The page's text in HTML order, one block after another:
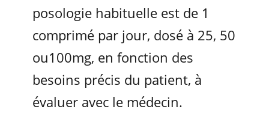
posologie habituelle est de 1
comprimé par jour, dosé à 25, 50
ou100mg, en fonction des
besoins précis du patient, à
évaluer avec le médecin.